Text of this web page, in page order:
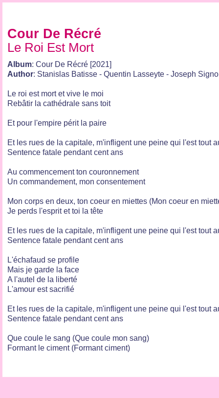
Cour De Récré
Le Roi Est Mort
Album: Cour De Récré [2021]
Author: Stanislas Batisse - Quentin Lasseyte - Joseph
Le roi est mort et vive le moi
Rebâtir la cathédrale sans toit
Et pour l'empire périt la paire
Et les rues de la capitale, m'infligent une peine qui l'est tout
Sentence fatale pendant cent ans
Au commencement ton couronnement
Un commandement, mon consentement
Mon corps en deux, ton coeur en miettes (Mon coeur en
Je perds l'esprit et toi la tête
Et les rues de la capitale, m'infligent une peine qui l'est tout
Sentence fatale pendant cent ans
L'échafaud se profile
Mais je garde la face
A l'autel de la liberté
L'amour est sacrifié
Et les rues de la capitale, m'infligent une peine qui l'est tout
Sentence fatale pendant cent ans
Que coule le sang (Que coule mon sang)
Formant le ciment (Formant ciment)